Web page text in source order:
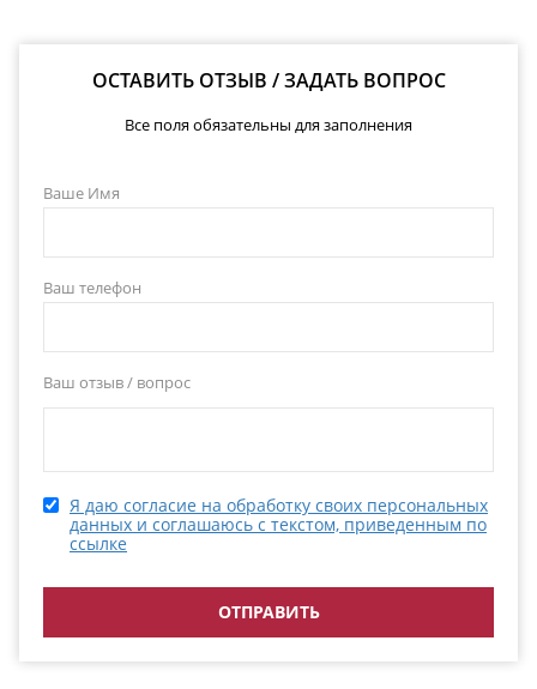
ОСТАВИТЬ ОТЗЫВ / ЗАДАТЬ ВОПРОС
Все поля обязательны для заполнения
Ваше Имя
Ваш телефон
Ваш отзыв / вопрос
Я даю согласие на обработку своих персональных
данных и соглашаюсь с текстом, приведенным по
ссылке